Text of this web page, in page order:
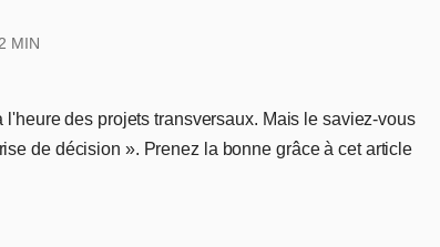
MIN
des projets transversaux. Mais le saviez-vous
de décision ». Prenez la bonne grâce à cet article